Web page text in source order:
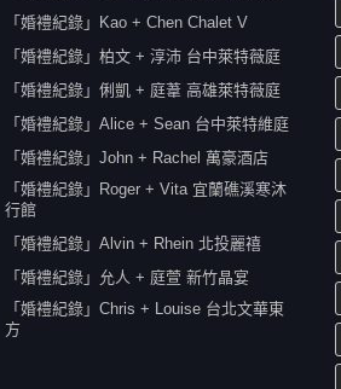
「婚禮紀錄」Kao + Chen Chalet V
「婚禮紀錄」柏文 + 淳沛 台中萊特薇庭
「婚禮紀錄」俐凱 + 庭葦 高雄萊特薇庭
「婚禮紀錄」Alice + Sean 台中萊特維庭
「婚禮紀錄」John + Rachel 萬豪酒店
「婚禮紀錄」Roger + Vita 宜蘭礁溪寒沐
行館
「婚禮紀錄」Alvin + Rhein 北投麗禧
「婚禮紀錄」允人 + 庭萱 新竹晶宴
「婚禮紀錄」Chris + Louise 台北文華東
方